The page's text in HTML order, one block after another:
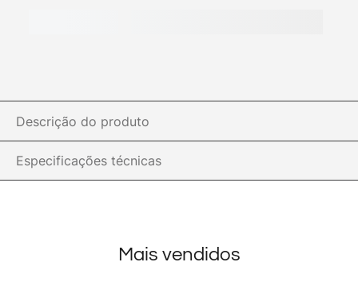
Descrição do produto
Especificações técnicas
Mais vendidos